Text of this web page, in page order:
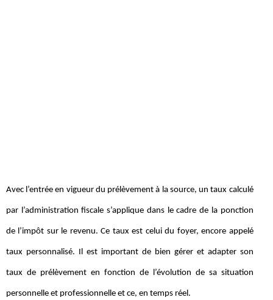
Avec l’entrée en vigueur du prélèvement à la source, un taux calculé
par l’administration fiscale s’applique dans le cadre de la ponction
de l’impôt sur le revenu. Ce taux est celui du foyer, encore appelé
taux personnalisé. Il est important de bien gérer et adapter son
taux de prélèvement en fonction de l’évolution de sa situation
personnelle et professionnelle et ce, en temps réel.